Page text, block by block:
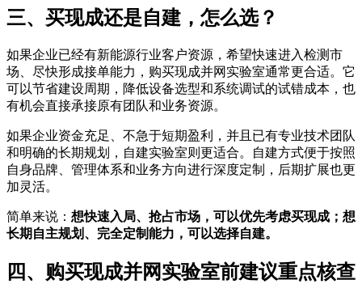
三、买现成还是自建，怎么选？
如果企业已经有新能源行业客户资源，希望快速进入检测市
场、尽快形成接单能力，购买现成并网实验室通常更合适。它
可以节省建设周期，降低设备选型和系统调试的试错成本，也
有机会直接承接原有团队和业务资源。
如果企业资金充足、不急于短期盈利，并且已有专业技术团队
和明确的长期规划，自建实验室则更适合。自建方式便于按照
自身品牌、管理体系和业务方向进行深度定制，后期扩展也更
加灵活。
简单来说： 想快速入局、抢占市场，可以优先考虑买现成；想
长期自主规划、完全定制能力，可以选择自建。
四、购买现成并网实验室前建议重点核查